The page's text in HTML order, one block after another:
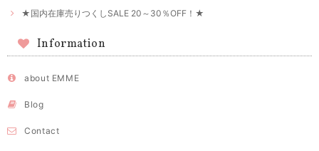
★国内在庫売りつくしSALE 20～30％OFF！★
Information
about EMME
Blog
Contact